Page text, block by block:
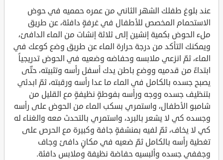
عند بلوغ طفلك الشهر الثاني من عمره حمميه في حوض
الاستحمام المخصص للأطفال في غرفةٍ دافئة، عن طريق
ملء الحوض بكمية إنشين إلى ثلاثة إنشات من الماء الدافئ،
ويمكنك التأكد من درجة حرارة الماء عن طريق وضع كوعك في
الماء، ثمّ انزعي ملابسه وحفاضه وضعيه في الحوض تدريجياً
ابتداءً من قدميه ووضع باطن يدك أسفل رأسه وتثبيته، حتّى
يصبح جسده بالكامل في الماء ما عدا رأسه ورقبته، ثمّ ابدئي
بتنظيف جسده ووجه ورأسه بفوطةٍ نظيفةٍ مع القليل من
شامبو الأطفال، واستمري بسكب الماء من الحوض على رأسه
وجسده كي لا يشعر بالبرد، واستمري بالتحدث معه والغناء له
كي لا يخاف، ثمّ لفيه بمنشفةٍ جافة وكبيرة مع الحرص على
تغطية رأسه بالكامل ثمّ ضعيه في مكانٍ دافئ وجاف
وجففي جسده وألبسيه حفاضة نظيفة وملابس دافئة.